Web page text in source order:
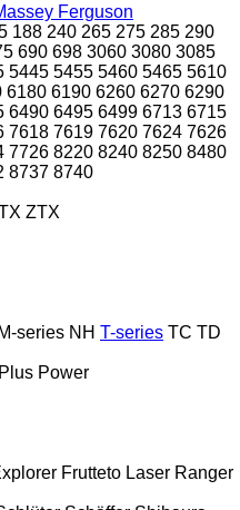
Ferguson
188 240 265 275 285 290
690 698 3060 3080 3085
5445 5455 5460 5465 5610
6180 6190 6260 6270 6290
6490 6495 6499 6713 6715
7618 7619 7620 7624 7626
7726 8220 8240 8250 8480
8737 8740
ZTX
M-series NH T-series TC TD
Plus Power
Frutteto Laser Ranger